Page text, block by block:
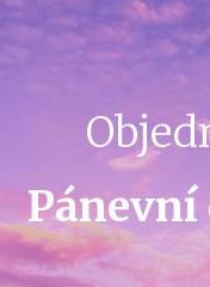
Pánevní